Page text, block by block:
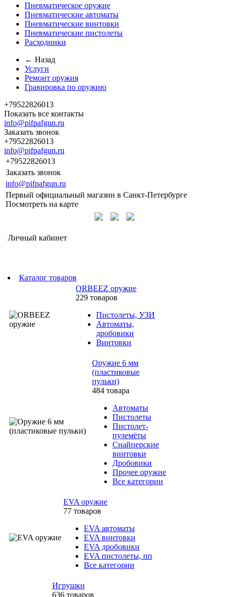
Пневматическое оружие
Пневматические автоматы
Пневматические винтовки
Пневматические пистолеты
Расходники
← Назад
Услуги
Ремонт оружия
Гравировка по оружию
+79522826013
Показать все контакты
info@pifpafgun.ru
Заказать звонок
+79522826013
info@pifpafgun.ru
+79522826013
Заказать звонок
info@pifpafgun.ru
Первый официальный магазин в Санкт-Петербурге
Посмотреть на карте
Личный кабинет
Каталог товаров
ORBEEZ оружие
229 товаров
Пистолеты, УЗИ
Автоматы,
дробовики
Винтовки
Оружие 6 мм
(пластиковые
пульки)
484 товара
Автоматы
Пистолеты
Пистолет-
пулемёты
Снайперские
винтовки
Дробовики
Прочее оружие
Все категории
EVA оружие
77 товаров
EVA автоматы
EVA винтовки
EVA дробовики
EVA пистолеты, пп
Все категории
Игрушки
636 товаров